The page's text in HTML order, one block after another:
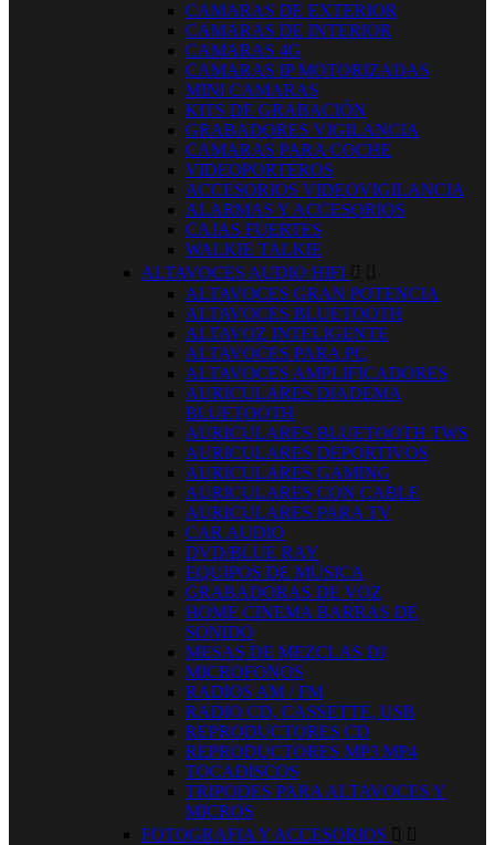
CAMARAS DE EXTERIOR
CAMARAS DE INTERIOR
CAMARAS 4G
CAMARAS IP MOTORIZADAS
MINI CAMARAS
KITS DE GRABACIÓN
GRABADORES VIGILANCIA
CAMARAS PARA COCHE
VIDEOPORTEROS
ACCESORIOS VIDEOVIGILANCIA
ALARMAS Y ACCESORIOS
CAJAS FUERTES
WALKIE TALKIE
ALTAVOCES AUDIO HIFI  
ALTAVOCES GRAN POTENCIA
ALTAVOCES BLUETOOTH
ALTAVOZ INTELIGENTE
ALTAVOCES PARA PC
ALTAVOCES AMPLIFICADORES
AURICULARES DIADEMA
BLUETOOTH
AURICULARES BLUETOOTH TWS
AURICULARES DEPORTIVOS
AURICULARES GAMING
AURICULARES CON CABLE
AURICULARES PARA TV
CAR AUDIO
DVD/BLUE RAY
EQUIPOS DE MÚSICA
GRABADORAS DE VOZ
HOME CINEMA BARRAS DE
SONIDO
MESAS DE MEZCLAS DJ
MICROFONOS
RADIOS AM / FM
RADIO CD, CASSETTE, USB
REPRODUCTORES CD
REPRODUCTORES MP3 MP4
TOCADISCOS
TRIPODES PARA ALTAVOCES Y
MICROS
FOTOGRAFIA Y ACCESORIOS  